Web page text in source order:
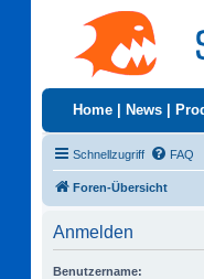
Home News
Schnellzugriff FAQ
Foren-Übersicht
Anmelden
Benutzername: